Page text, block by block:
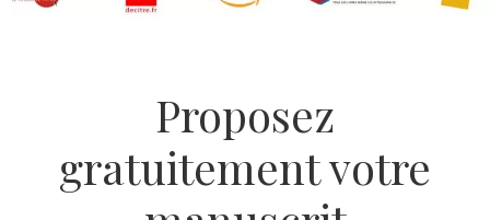
​Proposez
gratuitement votre